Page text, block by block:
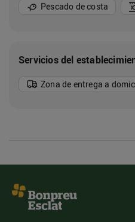
Pescado de costa
Servicios del
Zona de entrega a